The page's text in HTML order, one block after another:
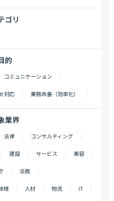
ゴリ
的
コミュニケーション
対応 業務改善（効率化）
業界
法律 コンサルティング
建設 サービス 美容
法務
様 人材 物流 IT